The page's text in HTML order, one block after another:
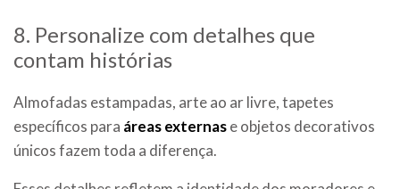
8. Personalize com detalhes que
contam histórias
Almofadas estampadas, arte ao ar livre, tapetes
específicos para áreas externase objetos decorativos
únicos fazem toda a diferença.